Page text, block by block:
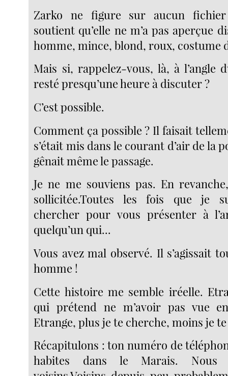
Zarko ne figure sur aucun
soutient qu’elle ne m’a pas aperçue
homme, mince, blond, roux, costume
Mais si, rappelez-vous, là, à l’angle
resté presqu’une heure à discuter ?
C’est possible.
Comment ça possible ? Il faisait
s’était mis dans le courant d’air de la
gênait même le passage.
Je ne me souviens pas. En
sollicitée.Toutes les fois que je
chercher pour vous présenter à
quelqu’un qui...
Vous avez mal observé. Il s’agissait
homme !
Cette histoire me semble iréelle.
qui prétend ne m’avoir pas vue
Etrange, plus je te cherche, moins je
Récapitulons : ton numéro de
habites dans le Marais. Nous